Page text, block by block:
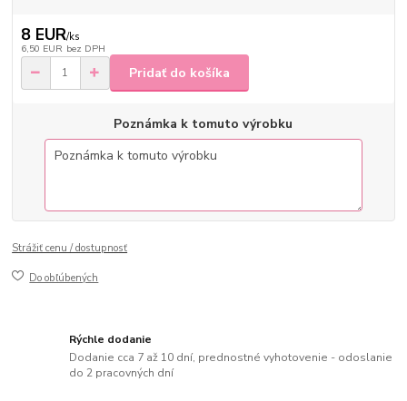
8 EUR/ks
6,50 EUR bez DPH
Pridať do košíka
Poznámka k tomuto výrobku
Strážiť cenu / dostupnosť
Do obľúbených
Rýchle dodanie
Dodanie cca 7 až 10 dní, prednostné vyhotovenie - odoslanie
do 2 pracovných dní